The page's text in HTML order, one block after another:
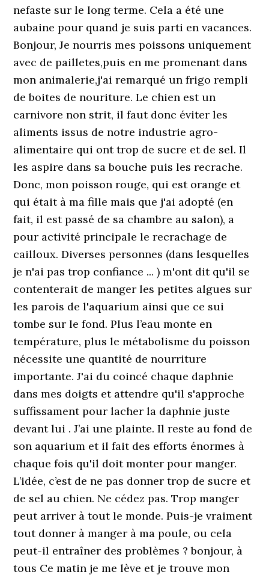
nefaste sur le long terme. Cela a été une
aubaine pour quand je suis parti en vacances.
Bonjour, Je nourris mes poissons uniquement
avec de pailletes,puis en me promenant dans
mon animalerie,j'ai remarqué un frigo rempli
de boites de nouriture. Le chien est un
carnivore non strit, il faut donc éviter les
aliments issus de notre industrie agro-
alimentaire qui ont trop de sucre et de sel. Il
les aspire dans sa bouche puis les recrache.
Donc, mon poisson rouge, qui est orange et
qui était à ma fille mais que j'ai adopté (en
fait, il est passé de sa chambre au salon), a
pour activité principale le recrachage de
cailloux. Diverses personnes (dans lesquelles
je n'ai pas trop confiance ... ) m'ont dit qu'il se
contenterait de manger les petites algues sur
les parois de l'aquarium ainsi que ce sui
tombe sur le fond. Plus l’eau monte en
température, plus le métabolisme du poisson
nécessite une quantité de nourriture
importante. J'ai du coincé chaque daphnie
dans mes doigts et attendre qu'il s'approche
suffissament pour lacher la daphnie juste
devant lui . J’ai une plainte. Il reste au fond de
son aquarium et il fait des efforts énormes à
chaque fois qu'il doit monter pour manger.
L’idée, c’est de ne pas donner trop de sucre et
de sel au chien. Ne cédez pas. Trop manger
peut arriver à tout le monde. Puis-je vraiment
tout donner à manger à ma poule, ou cela
peut-il entraîner des problèmes ? bonjour, à
tous Ce matin je me lève et je trouve mon